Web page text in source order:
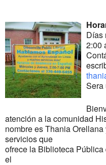
Días
2:00
Sera
atención a la comunidad
nombre es Thania
servicios que
ofrece la Biblioteca
el